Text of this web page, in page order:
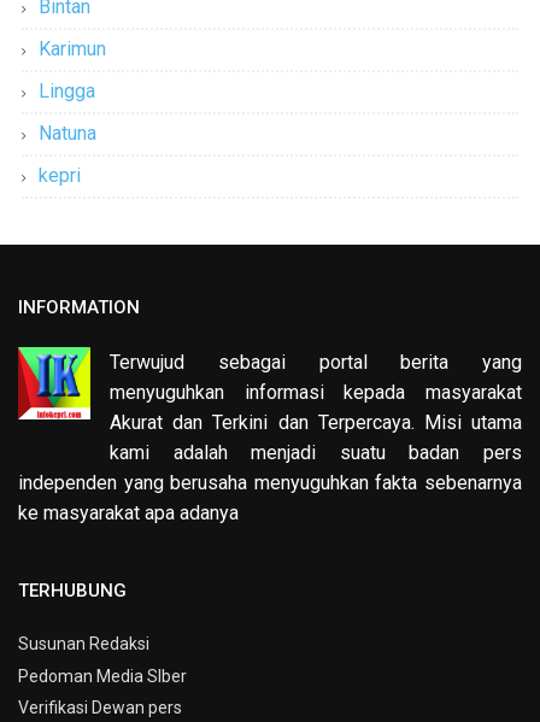
Bintan
Karimun
Lingga
Natuna
kepri
INFORMATION
Terwujud sebagai portal berita yang
menyuguhkan informasi kepada masyarakat
Akurat dan Terkini dan Terpercaya. Misi utama
kami adalah menjadi suatu badan pers
independen yang berusaha menyuguhkan fakta sebenarnya
ke masyarakat apa adanya
TERHUBUNG
Susunan Redaksi
Pedoman Media SIber
Verifikasi Dewan pers